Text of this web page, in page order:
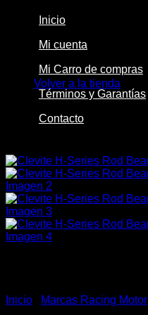
Volver a la tienda
Inicio
Mi cuenta
Mi Carro de compras
Términos y Garantías
Contacto
Inicio Marcas Racing Motor